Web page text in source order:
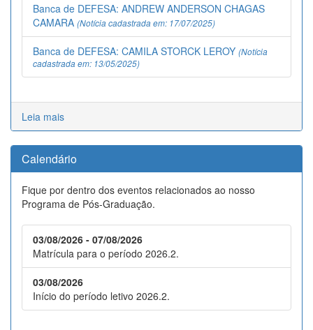
Banca de DEFESA: ANDREW ANDERSON CHAGAS
CAMARA (Notícia cadastrada em: 17/07/2025)
Banca de DEFESA: CAMILA STORCK LEROY (Notícia
cadastrada em: 13/05/2025)
Leia mais
Calendário
Fique por dentro dos eventos relacionados ao nosso
Programa de Pós-Graduação.
03/08/2026 - 07/08/2026
Matrícula para o período 2026.2.
03/08/2026
Início do período letivo 2026.2.